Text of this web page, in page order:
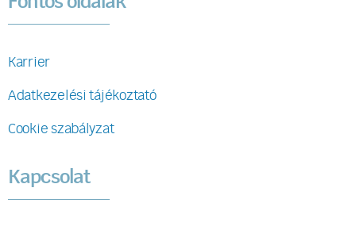
Karrier
Adatkezelési tájékoztató
Cookie szabályzat
Kapcsolat